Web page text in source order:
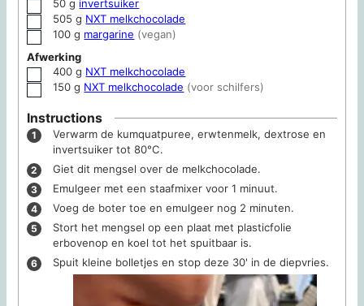
▢
50 g invertsuiker
▢
505 g NXT melkchocolade
▢
100 g margarine (vegan)
Afwerking
▢
400 g NXT melkchocolade
▢
150 g NXT melkchocolade (voor schilfers)
Instructions
Verwarm de kumquatpuree, erwtenmelk, dextrose en
invertsuiker tot 80°C.
Giet dit mengsel over de melkchocolade.
Emulgeer met een staafmixer voor 1 minuut.
Voeg de boter toe en emulgeer nog 2 minuten.
Stort het mengsel op een plaat met plasticfolie
erbovenop en koel tot het spuitbaar is.
Spuit kleine bolletjes en stop deze 30' in de diepvries.